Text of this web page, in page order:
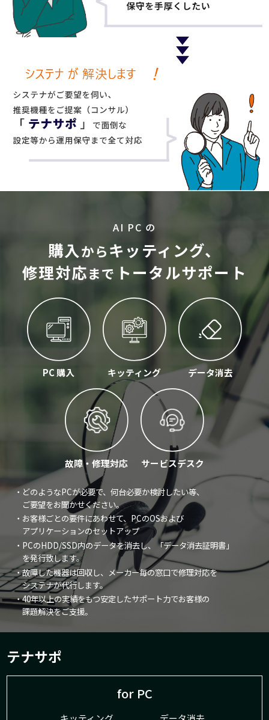
AI PC の
購入からキッティング、
修理対応まで トータルサポート
PC 購入 キッティング データ消去
故障・修理対応 サービスデスク
・どのようなPCが必要で、何台必要か検討したい等、
ご要望をお聞かせください。
・お客様ごとの要件にあわせて、PCのOSおよび
アプリケーションのセットアップ
・PCのHDD/SSD内のデータを消去し、「データ消去証明書」
を発行致します。
・故障した機器は回収し、メーカー毎の窓口で修理対応を
システナが代行します。
・40年以上の実績をもつ安定したサポート力でお客様の
課題解決をご支援。
テナサポ
for PC